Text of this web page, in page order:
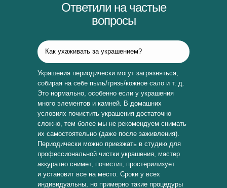
Ответили на частые
вопросы
Как ухаживать за украшением?
Украшения периодически могут загрязняться,
собирая на себе пыль/грязь/кожное сало и т. д.
Это нормально, особенно если у украшения
много элементов и камней. В домашних
условиях почистить украшения достаточно
сложно, тем более мы не рекомендуем снимать
их самостоятельно (даже после заживления).
Периодически можно приезжать в студию для
профессиональной чистки украшения, мастер
аккуратно снимет, почистит, простерилизует
и установит все на место. Сроки у всех
индивидуальны, но примерно такие процедуры